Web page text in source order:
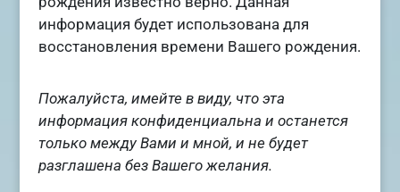
информация будет использована для
восстановления времени Вашего рождения.
Пожалуйста, имейте в виду, что эта
информация конфиденциальна и останется
только между Вами и мной, и не будет
разглашена без Вашего желания.